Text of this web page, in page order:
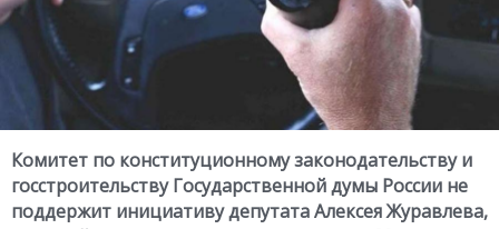
Комитет по конституционному законодательству и
госстроительству Государственной думы России не
поддержит инициативу депутата Алексея Журавлева,